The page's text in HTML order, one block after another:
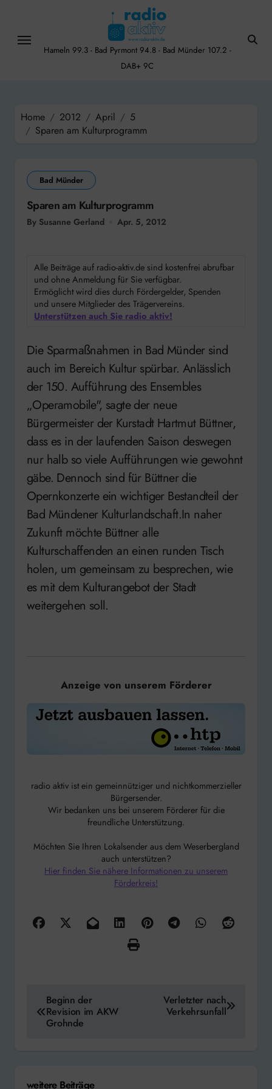
content
Hameln 99.3 - Bad Pyrmont 94.8 - Bad Münder 107.2 -
DAB+ 9C
Home 2012 April
5
Sparen am Kulturprogramm
Bad Münder
Sparen am Kulturprogramm
By Susanne Gerland Apr. 5, 2012
Alle Beiträge auf radio-aktiv.de sind kostenfrei abrufbar
und ohne Anmeldung für Sie verfügbar.
Ermöglicht wird dies durch Fördergelder, Spenden
und unsere Mitglieder des Trägervereins.
Unterstützen auch Sie radio aktiv!
Die Sparmaßnahmen in Bad Münder sind
auch im Bereich Kultur spürbar. Anlässlich
der 150. Aufführung des Ensembles
„Operamobile", sagte der neue
Bürgermeister der Kurstadt Hartmut Büttner,
dass es in der laufenden Saison deswegen
nur halb so viele Aufführungen wie gewohnt
gäbe. Dennoch sind für Büttner die
Opernkonzerte ein wichtiger Bestandteil der
Bad Mündener Kulturlandschaft.In naher
Zukunft möchte Büttner alle
Kulturschaffenden an einen runden Tisch
holen, um gemeinsam zu besprechen, wie
es mit dem Kulturangebot der Stadt
weitergehen soll.
Anzeige von unserem Förderer
radio aktiv ist ein gemeinnütziger und nichtkommerzieller
Bürgersender.
Wir bedanken uns bei unserem Förderer für die
freundliche Unterstützung.
Möchten Sie Ihren Lokalsender aus dem Weserbergland
auch unterstützen?
Hier finden Sie nähere Informationen zu unserem
Förderkreis!
Beitragsnavigation
Beginn der
Revision im AKW
Grohnde
Verletzter nach
Verkehrsunfall
weitere Beiträge